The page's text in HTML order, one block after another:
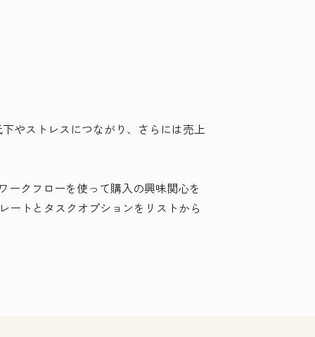
やストレスにつながり、さらには売上
ークフローを使って購入の興味関心を
ートとタスクオプションをリストから